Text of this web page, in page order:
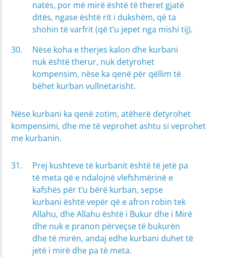
natës, por më mirë është të theret gjatë
ditës, ngase është rit i dukshëm, që ta
shohin të varfrit (që t’u jepet nga mishi tij).
Nëse koha e therjes kalon dhe kurbani
nuk është therur, nuk detyrohet
kompensim, nëse ka qenë për qëllim të
bëhet kurban vullnetarisht.
Nëse kurbani ka qenë zotim, atëherë detyrohet
kompensimi, dhe me të veprohet ashtu si veprohet
me kurbanin.
Prej kushteve të kurbanit është të jetë pa
të meta që e ndalojnë vlefshmërinë e
kafshës për t’u bërë kurban, sepse
kurbani është vepër që e afron robin tek
Allahu, dhe Allahu është i Bukur dhe i Mirë
dhe nuk e pranon përveçse të bukurën
dhe të mirën, andaj edhe kurbani duhet të
jetë i mirë dhe pa të meta.